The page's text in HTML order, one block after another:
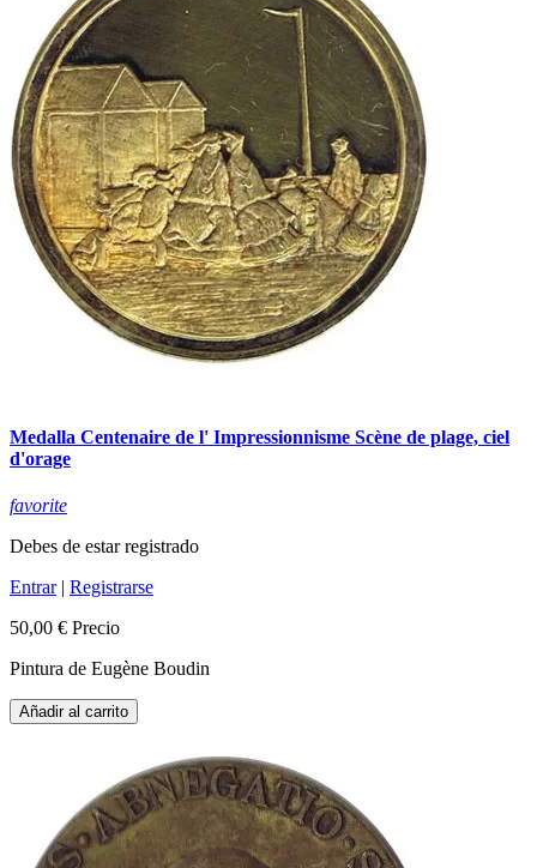
Medalla Centenaire de l' Impressionnisme Scène de plage, ciel
d'orage
favorite
Debes de estar registrado
Entrar| Registrarse
50,00 € Precio
Pintura de Eugène Boudin
Añadir al carrito